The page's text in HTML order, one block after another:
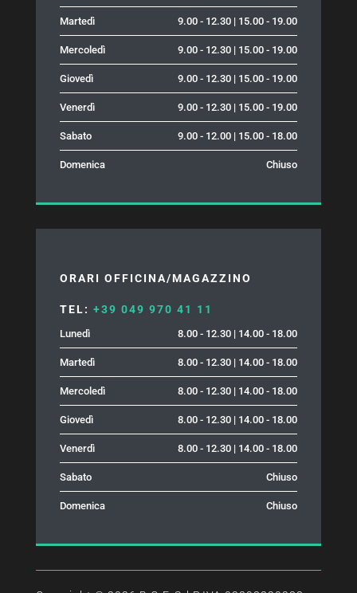
Martedì 9.00 - 12.30 | 15.00 - 19.00
Mercoledì 9.00 - 12.30 | 15.00 - 19.00
Giovedì 9.00 - 12.30 | 15.00 - 19.00
Venerdì 9.00 - 12.30 | 15.00 - 19.00
Sabato 9.00 - 12.00 | 15.00 - 18.00
Domenica Chiuso
ORARI OFFICINA/MAGAZZINO
TEL: +39 049 970 41 11
Lunedì 8.00 - 12.30 | 14.00 - 18.00
Martedì 8.00 - 12.30 | 14.00 - 18.00
Mercoledì 8.00 - 12.30 | 14.00 - 18.00
Giovedì 8.00 - 12.30 | 14.00 - 18.00
Venerdì 8.00 - 12.30 | 14.00 - 18.00
Sabato Chiuso
Domenica Chiuso